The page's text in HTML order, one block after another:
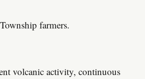
farmers.
volcanic activity, continuous